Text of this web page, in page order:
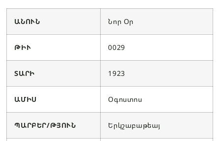
ԱՆՈՒՆ Նոր Օր
ԹԻՒ 0029
ՏԱՐԻ 1923
ԱՄԻՍ Օգոստոս
ՊԱՐԲԵՐ/ԹՅՈՒՆ Երկշաբաթեայ